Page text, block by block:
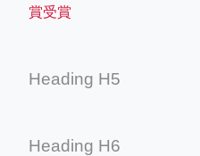
賞受賞
Heading H5
Heading H6